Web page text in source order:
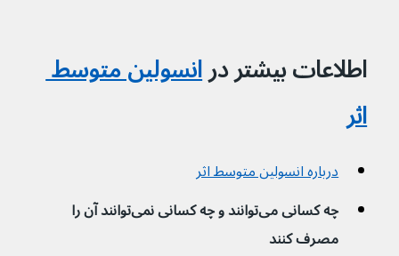
اطلاعات بیشتر در انسولین متوسط
اثر
درباره انسولین متوسط اثر
چه کسانی می‌توانند و چه کسانی نمی‌توانند آن را
مصرف کنند